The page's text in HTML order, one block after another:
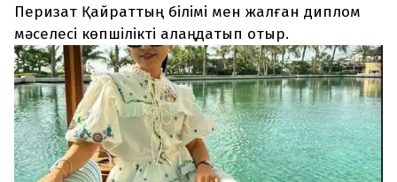
Редакциямен байланыс
+7 708 604 51 06
Жарнама бөлімі
+7 701 220 64 52
Пошта
zhasalash100@gmail.com
Перизат Қайраттың білімі мен жалған диплом
мәселесі көпшілікті алаңдатып отыр.